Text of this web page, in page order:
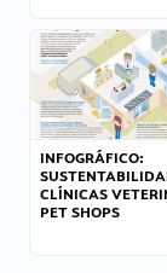
INFOGRÁFICO:
CLÍNICAS
PET SHOPS